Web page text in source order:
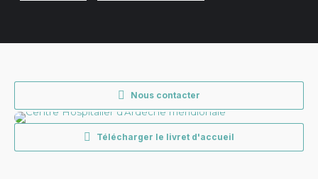
Nous contacter
Télécharger le livret d'accueil